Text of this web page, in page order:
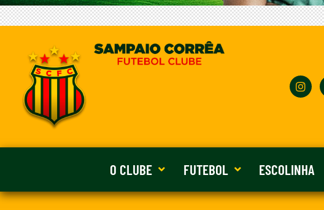
O CLUBE FUTEBOL ESCOLINHA